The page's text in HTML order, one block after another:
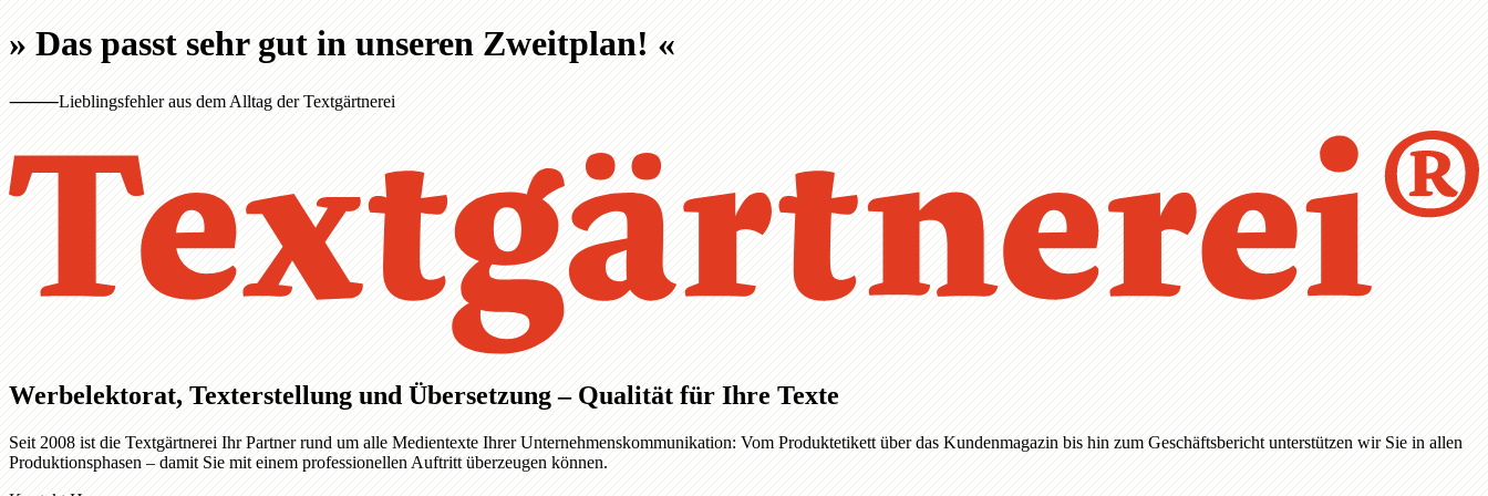
»Das passt sehr gut in unseren Zweitplan!«
⸻Lieblingsfehler aus dem Alltag der Textgärtnerei
Werbelektorat, Texterstellung und Übersetzung – Qualität für Ihre Texte
Seit 2008 ist die Textgärtnerei Ihr Partner rund um alle Medientexte Ihrer Unternehmenskommunikation: Vom Produktetikett über das Kundenmagazin bis hin zum Geschäftsbericht unterstützen wir Sie in allen
Produktionsphasen – damit Sie mit einem professionellen Auftritt überzeugen können.